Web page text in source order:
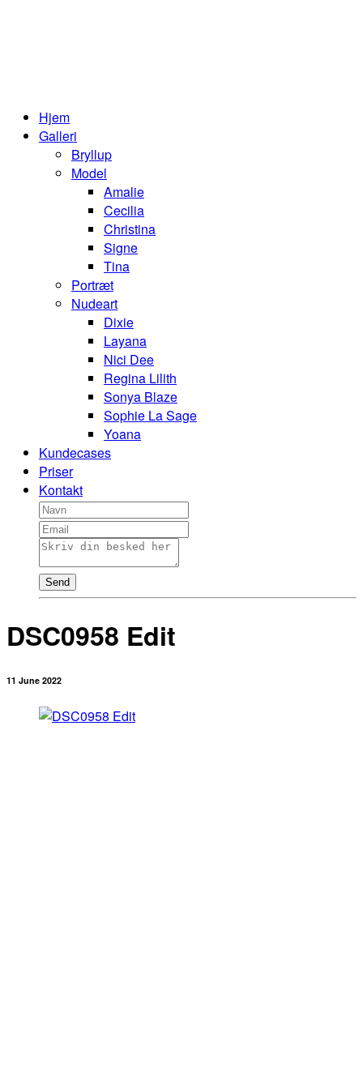
Hjem
Galleri
Bryllup
Model
Amalie
Cecilia
Christina
Signe
Tina
Portræt
Nudeart
Dixie
Layana
Nici Dee
Regina Lilith
Sonya Blaze
Sophie La Sage
Yoana
Kundecases
Priser
Kontakt
Send
DSC0958 Edit
11 June 2022